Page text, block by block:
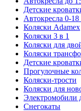
Детские
Автокресла 0-
Коляски Adamex
Коляски 3 в 1
Коляски для
Коляски
Детские
Прогулочные
Коляски-трости
Коляски для
Электромобили
Снегокаты